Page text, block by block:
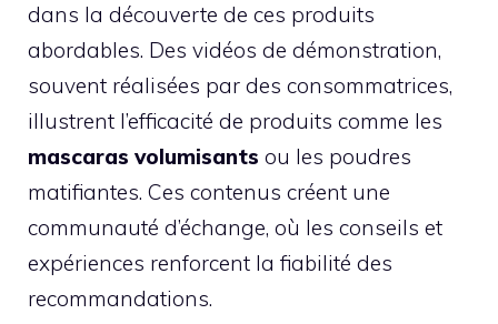
dans la découverte de ces produits
abordables. Des vidéos de démonstration,
souvent réalisées par des consommatrices,
illustrent l’efficacité de produits comme les
mascaras volumisants ou les poudres
matifiantes. Ces contenus créent une
communauté d’échange, où les conseils et
expériences renforcent la fiabilité des
recommandations.